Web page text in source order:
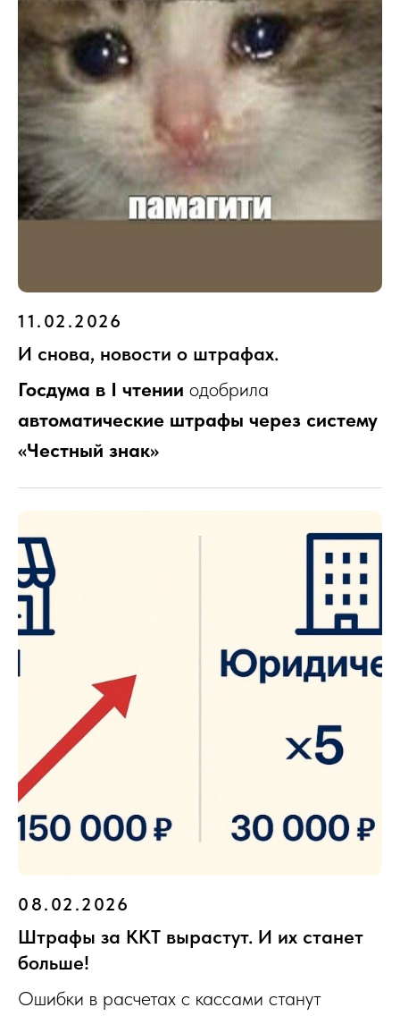
11.02.2026
И снова, новости о штрафах.
Госдума в I чтении одобрила
автоматические штрафы через систему
«Честный знак»
08.02.2026
Штрафы за ККТ вырастут. И их станет
больше!
Ошибки в расчетах с кассами станут